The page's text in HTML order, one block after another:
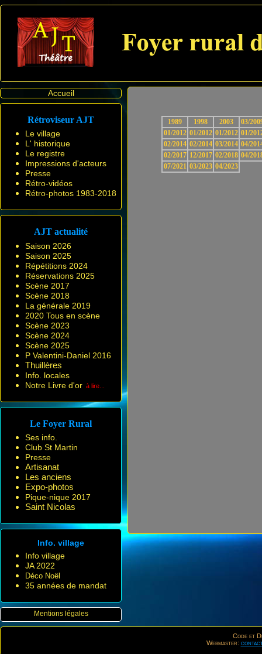
Accueil
Rétroviseur AJT
Le village
L' historique
Le registre
Impressions d'acteurs
Presse
Rétro-vidéos
Rétro-photos 1983-2018
AJT actualité
Saison 2026
Saison 2025
Répétitions 2024
Réservations 2025
Scène 2017
Scène 2018
La générale 2019
2020 Tous en scène
Scène 2023
Scène 2024
Scène 2025
P Valentini-Daniel 2016
Thuillères
Info. locales
Notre Livre d'or à lire...
Le Foyer Rural
Ses info.
Club St Martin
Presse
Artisanat
Les anciens
Expo-photos
Pique-nique 2017
Saint Nicolas
Info. village
Info village
JA 2022
Déco Noël
35 années de mandat
Mentions légales
1989 1998 2003
03/
01/2012 01/2012 01/2012 01/
02/2014 02/2014 03/2014 04/
02/2017 12/2017 02/2018 04/
07/2021 03/2023 04/2023
Code et
Webmaster: